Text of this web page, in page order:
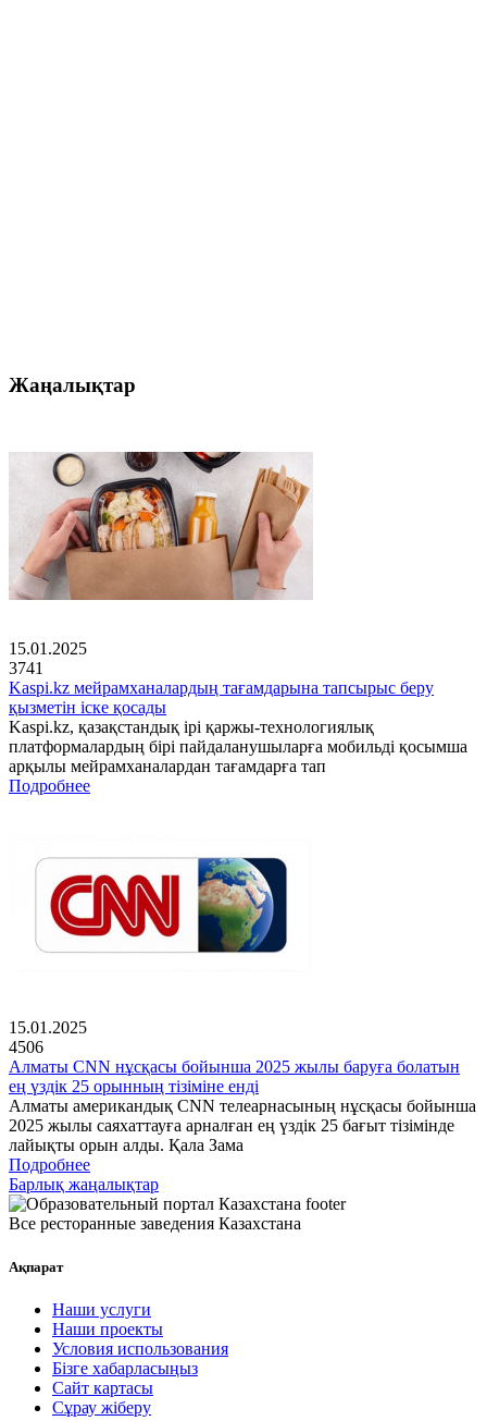
Жаңалықтар
15.01.2025
3741
Kaspi.kz мейрамханалардың тағамдарына тапсырыс беру
қызметін іске қосады
Kaspi.kz, қазақстандық ірі қаржы-технологиялық
платформалардың бірі пайдаланушыларға мобильді қосымша
арқылы мейрамханалардан тағамдарға тап
Подробнее
15.01.2025
4506
Алматы CNN нұсқасы бойынша 2025 жылы баруға болатын
ең үздік 25 орынның тізіміне енді
Алматы американдық CNN телеарнасының нұсқасы бойынша
2025 жылы саяхаттауға арналған ең үздік 25 бағыт тізімінде
лайықты орын алды. Қала Зама
Подробнее
Барлық жаңалықтар
Все ресторанные заведения Казахстана
Ақпарат
Наши услуги
Наши проекты
Условия использования
Бізге хабарласыңыз
Сайт картасы
Сұрау жіберу